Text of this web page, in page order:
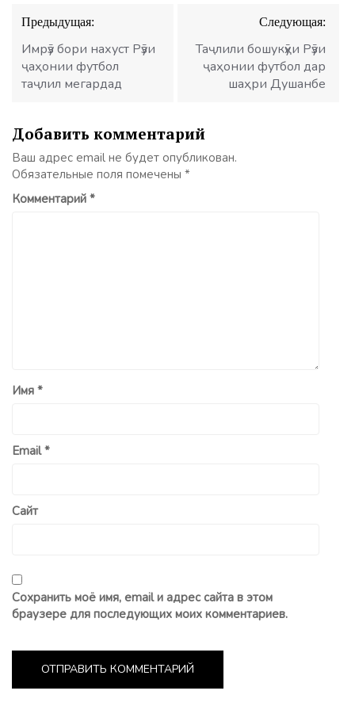
Навигация
по
записям
Предыдущая:
Имрӯз бори нахуст Рӯзи
ҷаҳонии футбол
таҷлил мегардад
Следующая:
Таҷлили бошукӯҳи Рӯзи
ҷаҳонии футбол дар
шаҳри Душанбе
Добавить комментарий
Ваш адрес email не будет опубликован.
Обязательные поля помечены *
Комментарий *
Имя *
Email*
Сайт
Сохранить моё имя, email и адрес сайта в этом
браузере для последующих моих комментариев.